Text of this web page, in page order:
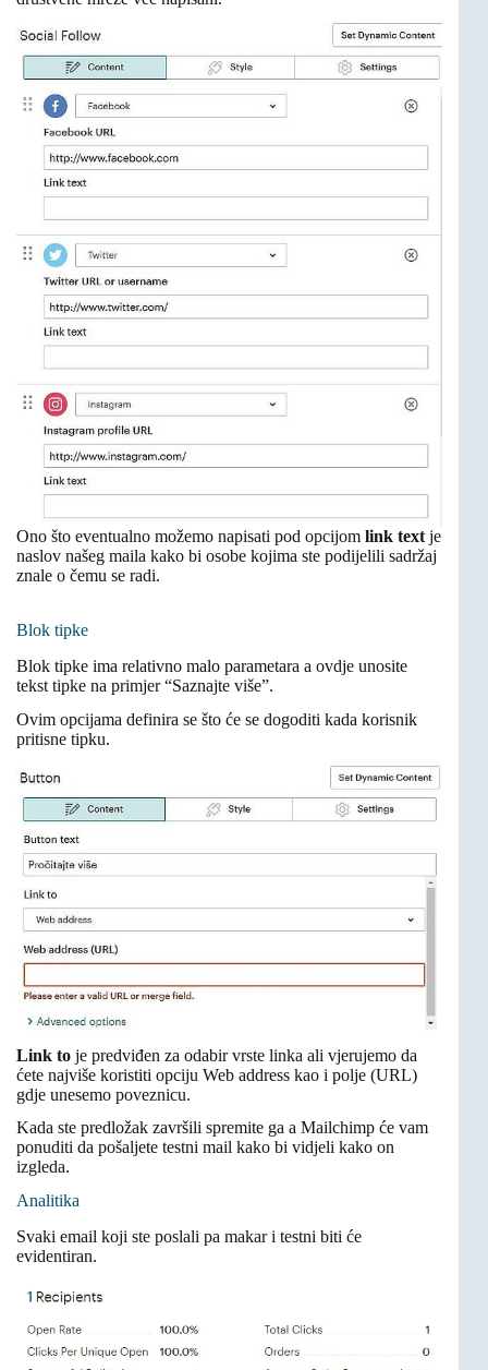
Ono što eventualno možemo napisati pod opcijom link textje
naslov našeg maila kako bi osobe kojima ste podijelili sadržaj
znale o čemu se radi.
Blok tipke
Blok tipke ima relativno malo parametara a ovdje unosite
tekst tipke na primjer “Saznajte više”.
Ovim opcijama definira se što će se dogoditi kada korisnik
pritisne tipku.
Link to je predviđen za odabir vrste linka ali vjerujemo da
ćete najviše koristiti opciju Web address kao i polje (URL)
gdje unesemo poveznicu.
Kada ste predložak završili spremite ga a Mailchimp će vam
ponuditi da pošaljete testni mail kako bi vidjeli kako on
izgleda.
Analitika
Svaki email koji ste poslali pa makar i testni biti će
evidentiran.